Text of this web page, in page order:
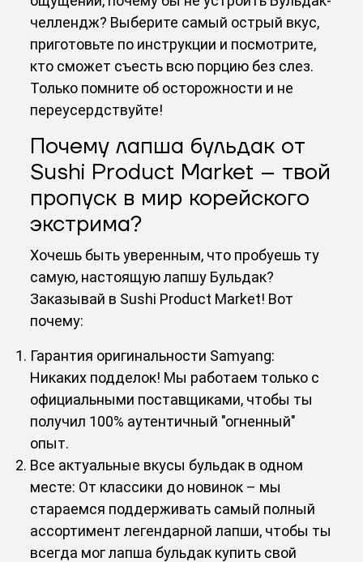
челлендж? Выберите самый острый вкус,
приготовьте по инструкции и посмотрите,
кто сможет съесть всю порцию без слез.
Только помните об осторожности и не
переусердствуйте!
Почему лапша бульдак от
Sushi Product Market – твой
пропуск в мир корейского
экстрима?
Хочешь быть уверенным, что пробуешь ту
самую, настоящую лапшу Бульдак?
Заказывай в Sushi Product Market! Вот
почему:
Гарантия оригинальности Samyang:
Никаких подделок! Мы работаем только с
официальными поставщиками, чтобы ты
получил 100% аутентичный "огненный"
опыт.
Все актуальные вкусы бульдак в одном
месте: От классики до новинок – мы
стараемся поддерживать самый полный
ассортимент легендарной лапши, чтобы ты
всегда мог лапша бульдак купить свой